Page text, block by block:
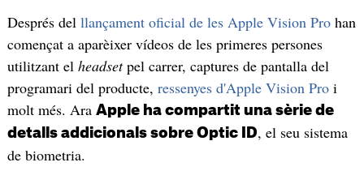
Després del llançament oficial de les Apple Vision Prohan
començat a aparèixer vídeos de les primeres persones
utilitzant el headsetpel carrer, captures de pantalla del
programari del producte, ressenyes d'Apple Vision Proi
molt més. Ara Apple ha compartit una sèrie de
detalls addicionals sobre Optic ID, el seu sistema
de biometria.